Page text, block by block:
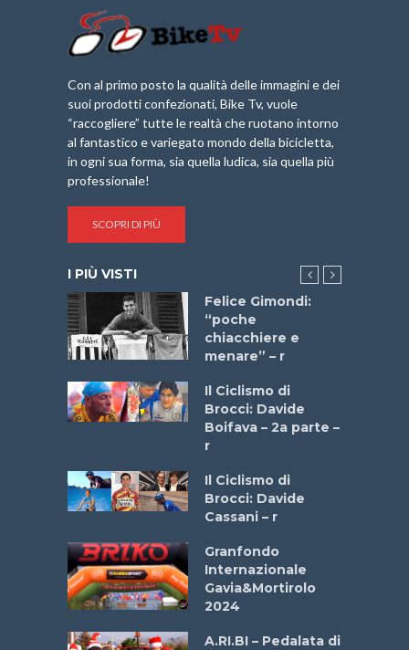
Con al primo posto la qualità delle immagini e dei
suoi prodotti confezionati, Bike Tv, vuole
“raccogliere” tutte le realtà che ruotano intorno
al fantastico e variegato mondo della bicicletta,
in ogni sua forma, sia quella ludica, sia quella più
professionale!
SCOPRI DI PIÙ
I PIÙ VISTI
Felice Gimondi:
“poche
chiacchiere e
menare” – r
Il Ciclismo di
Brocci: Davide
Boifava – 2a parte –
r
Il Ciclismo di
Brocci: Davide
Cassani – r
Granfondo
Internazionale
Gavia&Mortirolo
2024
A.RI.BI – Pedalata di